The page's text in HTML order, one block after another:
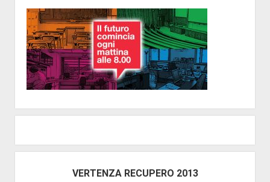
e
Secondaria)
VERTENZA RECUPERO 2013